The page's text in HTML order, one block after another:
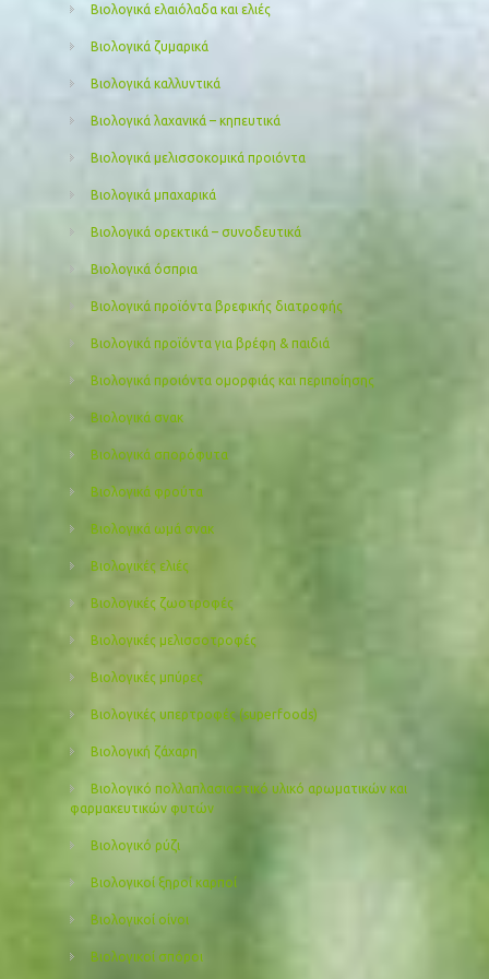
Βιολογικά ελαιόλαδα και ελιές
Βιολογικά ζυμαρικά
Βιολογικά καλλυντικά
Βιολογικά λαχανικά – κηπευτικά
Βιολογικά μελισσοκομικά προιόντα
Βιολογικά μπαχαρικά
Βιολογικά ορεκτικά – συνοδευτικά
Βιολογικά όσπρια
Βιολογικά προϊόντα βρεφικής διατροφής
Βιολογικά προϊόντα για βρέφη & παιδιά
Βιολογικά προιόντα ομορφιάς και περιποίησης
Βιολογικά σνακ
Βιολογικά σπορόφυτα
Βιολογικά φρούτα
Βιολογικά ωμά σνακ
Βιολογικές ελιές
Βιολογικές ζωοτροφές
Βιολογικές μελισσοτροφές
Βιολογικές μπύρες
Βιολογικές υπερτροφές (superfoods)
Βιολογική ζάχαρη
Βιολογικό πολλαπλασιαστικό υλικό αρωματικών και
φαρμακευτικών φυτών
Βιολογικό ρύζι
Βιολογικοί ξηροί καρποί
Βιολογικοί οίνοι
Βιολογικοί σπόροι